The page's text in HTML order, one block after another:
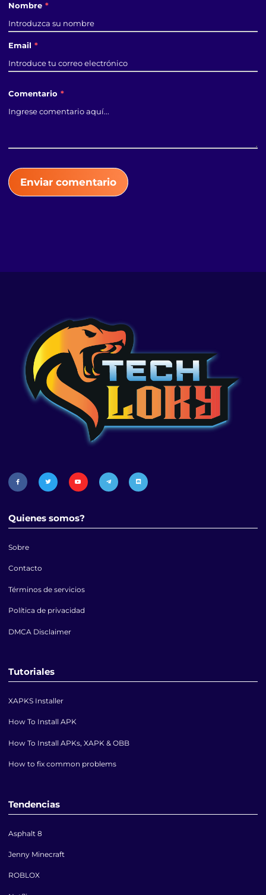
Nombre *
Email *
Comentario *
Enviar comentario
Quienes somos?
Sobre
Contacto
Términos de servicios
Política de privacidad
DMCA Disclaimer
Tutoriales
XAPKS Installer
How To Install APK
How To Install APKs, XAPK & OBB
How to fix common problems
Tendencias
Asphalt 8
Jenny Minecraft
ROBLOX